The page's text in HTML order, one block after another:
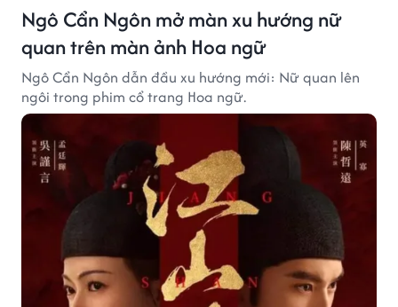
Ngô Cẩn Ngôn mở màn xu hướng nữ
quan trên màn ảnh Hoa ngữ
Ngô Cẩn Ngôn dẫn đầu xu hướng mới: Nữ quan lên
ngôi trong phim cổ trang Hoa ngữ.